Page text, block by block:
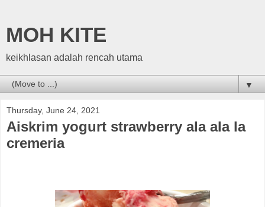
MOH KITE
keikhlasan adalah rencah utama
▼
Thursday, June 24, 2021
Aiskrim yogurt strawberry ala ala la
cremeria